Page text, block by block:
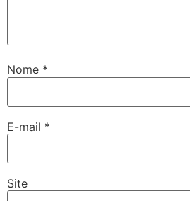
Nome *
E-mail *
Site